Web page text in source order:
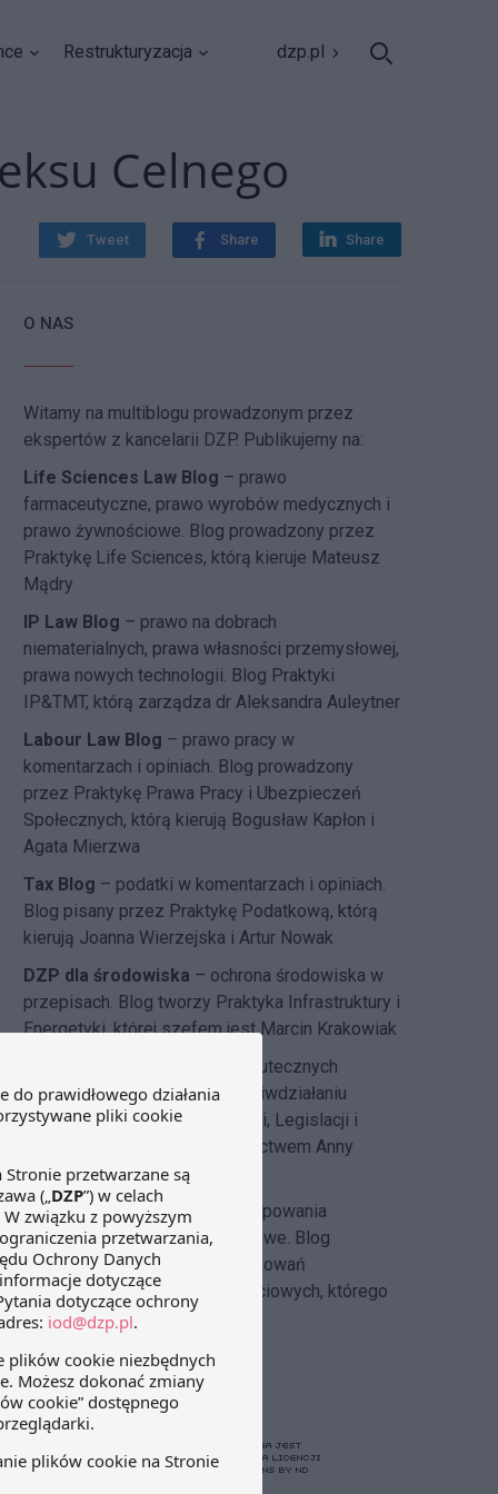
Restrukturyzacja dzp.pl
Celnego
Tweet Share Share
O NAS
Witamy na multiblogu prowadzonym przez
ekspertów z kancelarii DZP. Publikujemy na:
Life Sciences Law Blog – prawo
farmaceutyczne, prawo wyrobów medycznych i
prawo żywnościowe. Blog prowadzony przez
Praktykę Life Sciences, którą kieruje Mateusz
Mądry
IP Law Blog – prawo na dobrach
niematerialnych, prawa własności przemysłowej,
prawa nowych technologii. Blog Praktyki
IP&TMT, którą zarządza dr Aleksandra Auleytner
Labour Law Blog – prawo pracy w
komentarzach i opiniach. Blog prowadzony
przez Praktykę Prawa Pracy i Ubezpieczeń
Społecznych, którą kierują Bogusław Kapłon i
Agata Mierzwa
Tax Blog – podatki w komentarzach i opiniach.
Blog pisany przez Praktykę Podatkową, którą
kierują Joanna Wierzejska i Artur Nowak
DZP dla środowiska – ochrona środowiska w
przepisach. Blog tworzy Praktyka Infrastruktury i
Energetyki, której szefem jest Marcin Krakowiak
– o skutecznych
systemach compliance i przeciwdziałaniu
korupcji piszeZespół Regulacji, Legislacji i
pod kierownictwem Anny
Hlebickiej-Józefowicz
Insolvency Law Blog
postępowania
restrukturyzacyjne i upadłościowe. Blog
tworzony przez zespół postępowań
restrukturyzacyjnych i upadłościowych, którego
szefem jest Michał Cecerko.